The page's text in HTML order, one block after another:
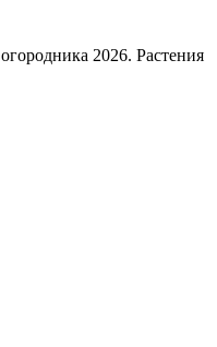
2026. Растения